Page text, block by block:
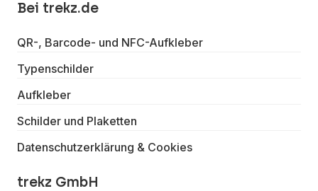
Bei trekz.de
QR-, Barcode- und NFC-Aufkleber
Typenschilder
Aufkleber
Schilder und Plaketten
Datenschutzerklärung & Cookies
trekz GmbH